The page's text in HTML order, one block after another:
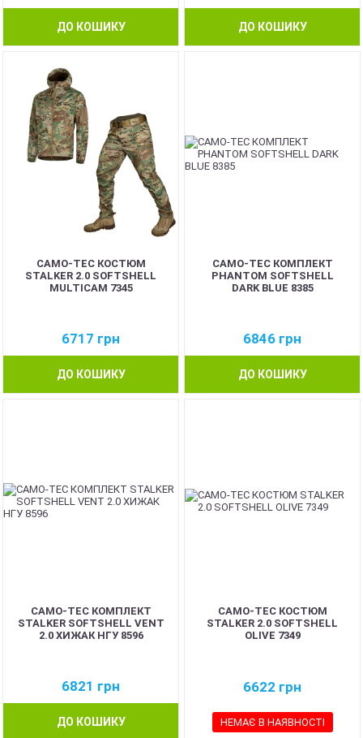
ДО КОШИКУ ДО КОШИКУ
CAMO-TEC КОСТЮМ
STALKER 2.0 SOFTSHELL
MULTICAM 7345
6717 грн
ДО КОШИКУ
CAMO-TEC КОМПЛЕКТ
PHANTOM SOFTSHELL
DARK BLUE 8385
6846 грн
ДО КОШИКУ
CAMO-TEC КОМПЛЕКТ
STALKER SOFTSHELL VENT
2.0 ХИЖАК НГУ 8596
6821 грн
ДО КОШИКУ
CAMO-TEC КОСТЮМ
STALKER 2.0 SOFTSHELL
OLIVE 7349
6622 грн
НЕМАЄ В НАЯВНОСТІ